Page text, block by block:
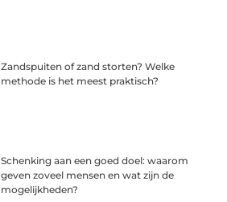
Zandspuiten of zand storten? Welke
methode is het meest praktisch?
Schenking aan een goed doel: waarom
geven zoveel mensen en wat zijn de
mogelijkheden?